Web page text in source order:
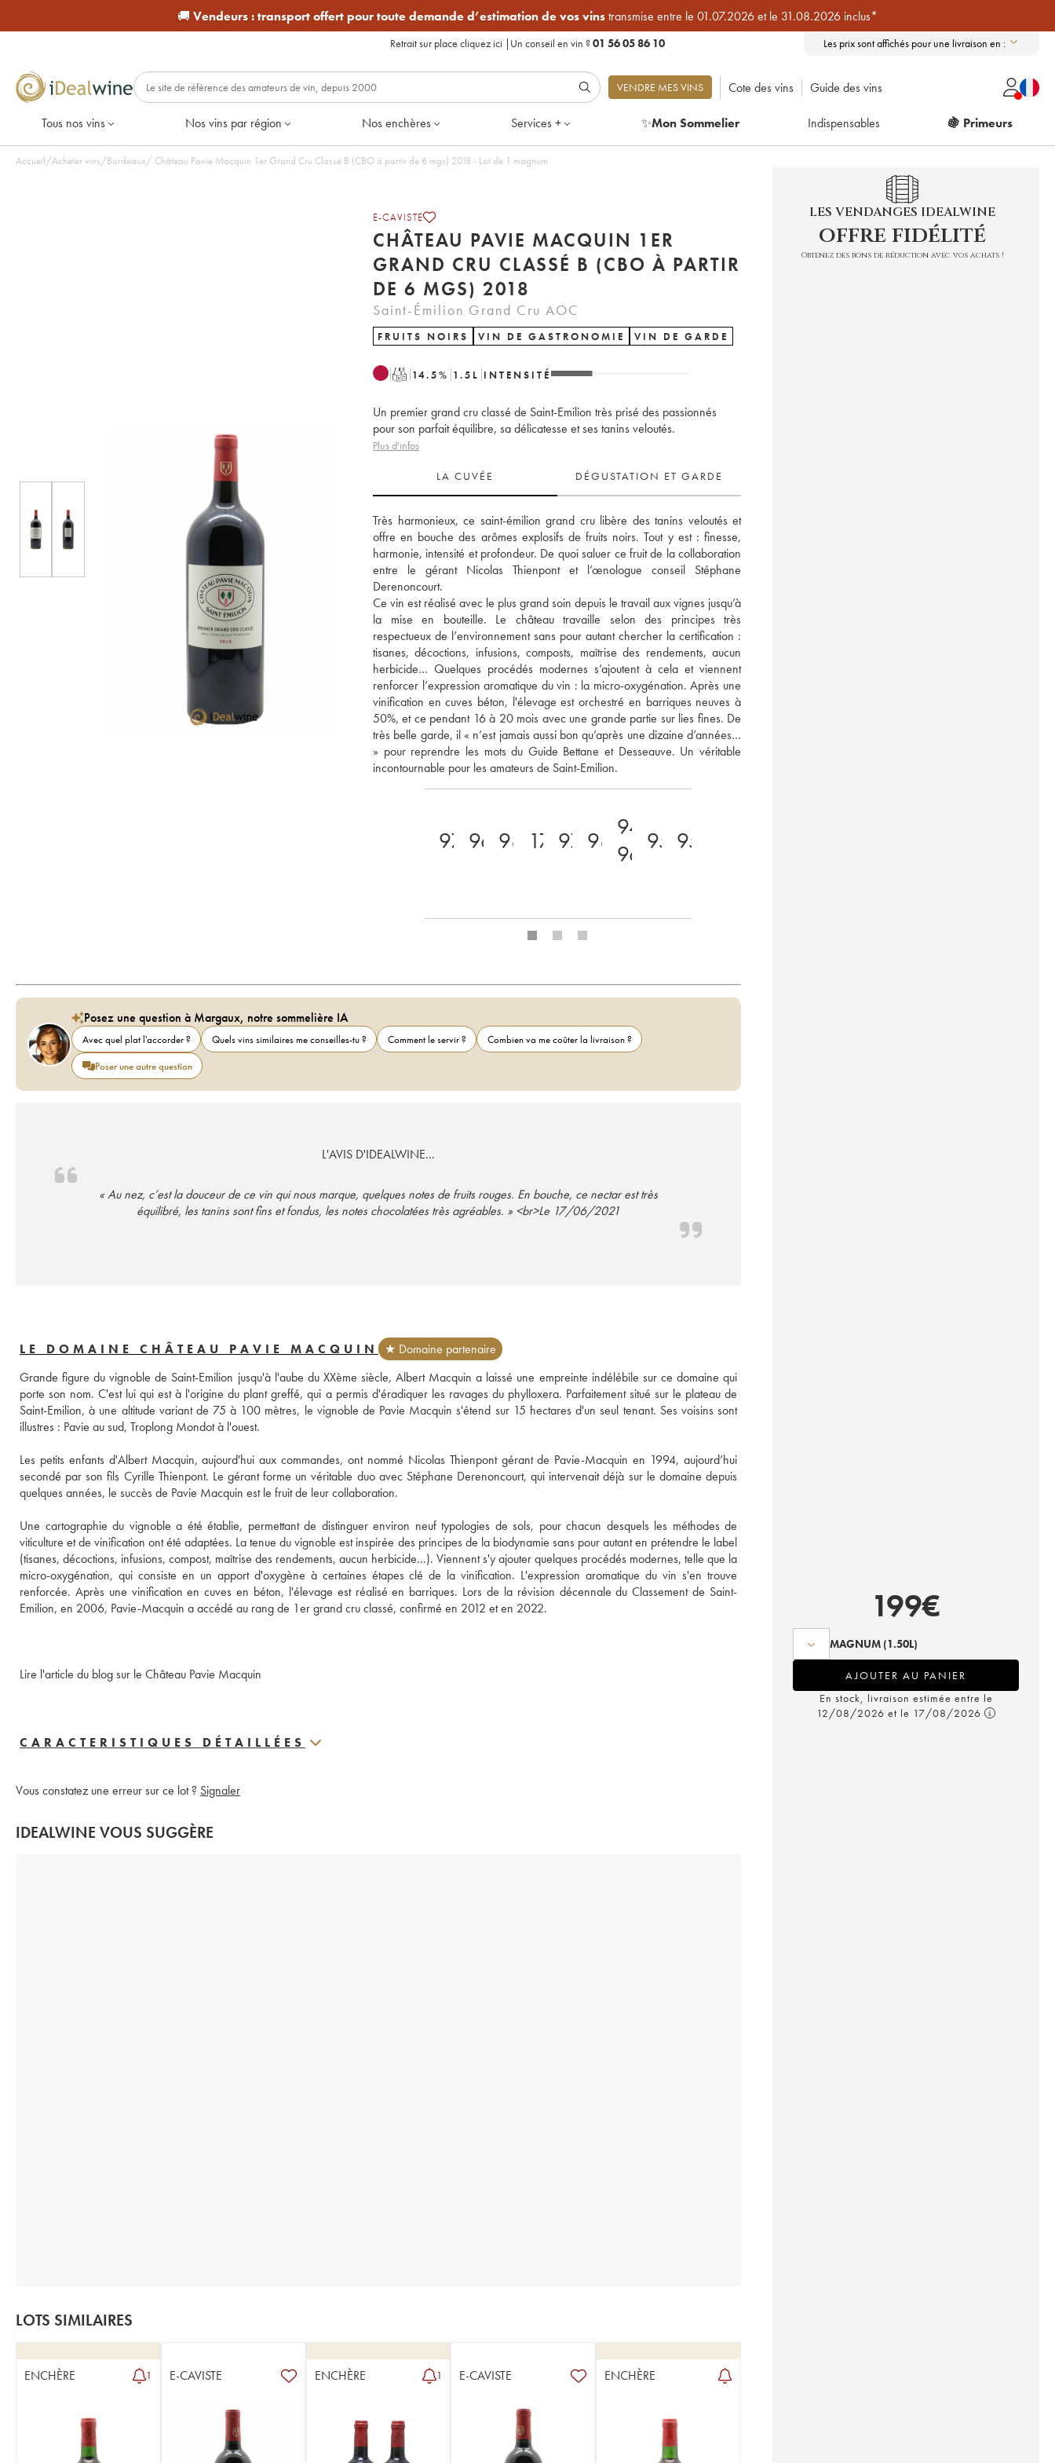
🚚 Vendeurs :transport offert pour toute demande d’estimation de vos vinstransmise entre le 01.07.2026 et le 31.08.2026 inclus*
Retrait sur place cliquez ici | Un conseil en vin ?01 56 05 86 10 Les prix sont affichés pour une livraison en :
VENDRE MES VINS Cote des vins Guide des vins
Tous nos vins Nos vins par région Nos enchères Services + ✨Mon Sommelier Indispensables 🍇 Primeurs
Accueil/Acheter vins/Bordeaux/ Château Pavie Macquin 1er Grand Cru Classé B (CBO à partir de 6 mgs) 2018 - Lot de 1 magnum
E-CAVISTE
CHÂTEAU PAVIE MACQUIN 1ER
GRAND CRU CLASSÉ B (CBO À PARTIR
DE 6 MGS) 2018
Saint-Émilion Grand Cru AOC
FRUITS NOIRS VIN DE GASTRONOMIE VIN DE GARDE
T 14.5% 1.5 L INTENSITÉ
Un premier grand cru classé de Saint-Emilion très prisé des passionnés
pour son parfait équilibre, sa délicatesse et ses tanins veloutés.
Plus d'infos
LA CUVÉE DÉGUSTATION ET GARDE
Très harmonieux, ce saint-émilion grand cru libère des tanins veloutés et
offre en bouche des arômes explosifs de fruits noirs. Tout y est : finesse,
harmonie, intensité et profondeur. De quoi saluer ce fruit de la collaboration
entre le gérant Nicolas Thienpont et l’œnologue conseil Stéphane
Derenoncourt.
Ce vin est réalisé avec le plus grand soin depuis le travail aux vignes jusqu’à
la mise en bouteille. Le château travaille selon des principes très
respectueux de l’environnement sans pour autant chercher la certification :
tisanes, décoctions, infusions, composts, maîtrise des rendements, aucun
herbicide… Quelques procédés modernes s’ajoutent à cela et viennent
renforcer l’expression aromatique du vin : la micro-oxygénation. Après une
vinification en cuves béton, l'élevage est orchestré en barriques neuves à
50%, et ce pendant 16 à 20 mois avec une grande partie sur lies fines. De
très belle garde, il « n’est jamais aussi bon qu’après une dizaine d’années…
» pour reprendre les mots du Guide Bettane et Desseauve. Un véritable
incontournable pour les amateurs de Saint-Emilion.
97 96 98 17 97 98 94-
96 95 95
Posez une question à Margaux, notre sommelière IA
Avec quel plat l'accorder ? Quels vins similaires me conseilles-tu ? Comment le servir ?
Combien va me coûter la livraison ?
Poser une autre question
L'AVIS D'IDEALWINE...
« Au nez, c’est la douceur de ce vin qui nous marque, quelques notes de fruits rouges. En bouche, ce nectar est très
équilibré, les tanins sont fins et fondus, les notes chocolatées très agréables. » <br>Le 17/06/2021
LE DOMAINE CHÂTEAU PAVIE MACQUIN
★ Domaine partenaire
Grande figure du vignoble de Saint-Emilion jusqu'à l'aube du XXème siècle, Albert Macquin a laissé une empreinte indélébile sur ce domaine qui
porte son nom. C'est lui qui est à l'origine du plant greffé, qui a permis d'éradiquer les ravages du phylloxera. Parfaitement situé sur le plateau de
Saint-Emilion, à une altitude variant de 75 à 100 mètres, le vignoble de Pavie Macquin s'étend sur 15 hectares d'un seul tenant. Ses voisins sont
illustres : Pavie au sud, Troplong Mondot à l'ouest.
Les petits enfants d'Albert Macquin, aujourd'hui aux commandes, ont nommé Nicolas Thienpont gérant de Pavie-Macquin en 1994, aujourd’hui
secondé par son fils Cyrille Thienpont. Le gérant forme un véritable duo avec Stéphane Derenoncourt, qui intervenait déjà sur le domaine depuis
quelques années, le succès de Pavie Macquin est le fruit de leur collaboration.
Une cartographie du vignoble a été établie, permettant de distinguer environ neuf typologies de sols, pour chacun desquels les méthodes de
viticulture et de vinification ont été adaptées. La tenue du vignoble est inspirée des principes de la biodynamie sans pour autant en prétendre le label
(tisanes, décoctions, infusions, compost, maîtrise des rendements, aucun herbicide...). Viennent s'y ajouter quelques procédés modernes, telle que la
micro-oxygénation, qui consiste en un apport d'oxygène à certaines étapes clé de la vinification. L'expression aromatique du vin s'en trouve
renforcée. Après une vinification en cuves en béton, l'élevage est réalisé en barriques. Lors de la révision décennale du Classement de Saint-
Emilion, en 2006, Pavie-Macquin a accédé au rang de 1er grand cru classé, confirmé en 2012 et en 2022.
Lire l'article du blog sur le Château Pavie Macquin
CARACTERISTIQUES DÉTAILLÉES
Vous constatez une erreur sur ce lot ? Signaler
IDEALWINE VOUS SUGGÈRE
LOTS SIMILAIRES
ENCHÈRE 1 E-CAVISTE ENCHÈRE 1 E-CAVISTE ENCHÈRE
LES VENDANGES IDEALWINE
offre fidélité
Obtenez des bons de réduction avec vos achats !
199€
MAGNUM (1.50L)
AJOUTER AU PANIER
En stock, livraison estimée entre le
12/08/2026 et le 17/08/2026